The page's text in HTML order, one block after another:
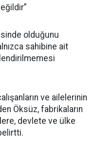
olduğunu
sahibine ait
ve ailelerinin
Öksüz, fabrikaların
devlete ve ülke